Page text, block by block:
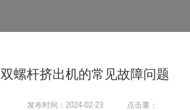
双螺杆挤出机的常见故障问题
发布时间：2024-02-23 点击量：